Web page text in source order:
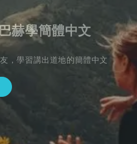
赫學簡體中文
，學習講出道地的簡體中文